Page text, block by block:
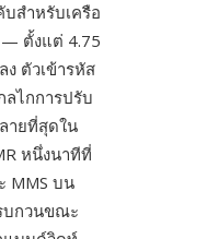
สำหรับเครือ
ตั้งแต่ 4.75
ตัวเข้ารหัส
ลไกการปรับ
ายที่สุดใน
หนึ่งนาทีที่
MMS บน
บกวนขณะ